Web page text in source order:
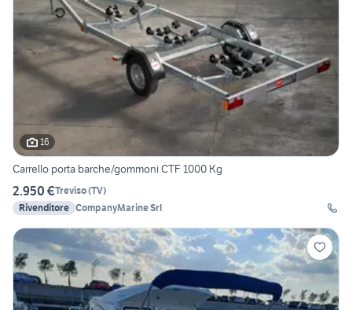
16
Carrello porta barche/gommoni CTF 1000 Kg
2.950 €Treviso(TV)
Rivenditore CompanyMarine Srl